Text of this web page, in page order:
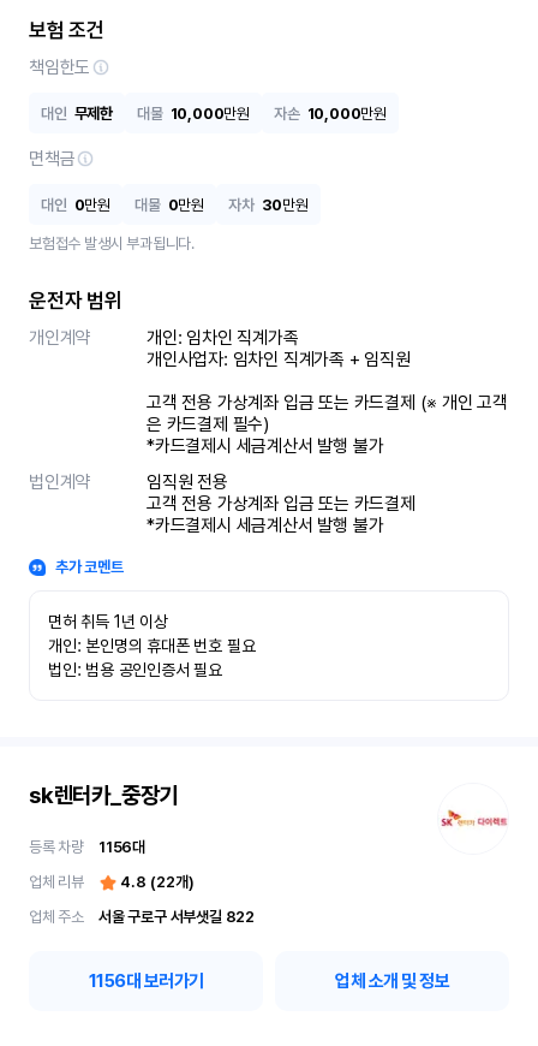
보험 조건
책임한도
대인 무제한 대물 10,000만원 자손 10,000만원
면책금
대인 0만원 대물 0만원 자차 30만원
보험접수 발생시 부과됩니다.
운전자 범위
개인계약
개인: 임차인 직계가족
개인사업자: 임차인 직계가족 + 임직원
고객 전용 가상계좌 입금 또는 카드결제 (※ 개인 고객
은 카드결제 필수)
*카드결제시 세금계산서 발행 불가
법인계약
임직원 전용
고객 전용 가상계좌 입금 또는 카드결제
*카드결제시 세금계산서 발행 불가
추가 코멘트
면허 취득 1년 이상
개인: 본인명의 휴대폰 번호 필요
법인: 범용 공인인증서 필요
sk렌터카_중장기
등록 차량 1156대
업체 리뷰
4.8 (22개)
업체 주소
서울 구로구 서부샛길 822
1156대 보러가기 업체 소개 및 정보